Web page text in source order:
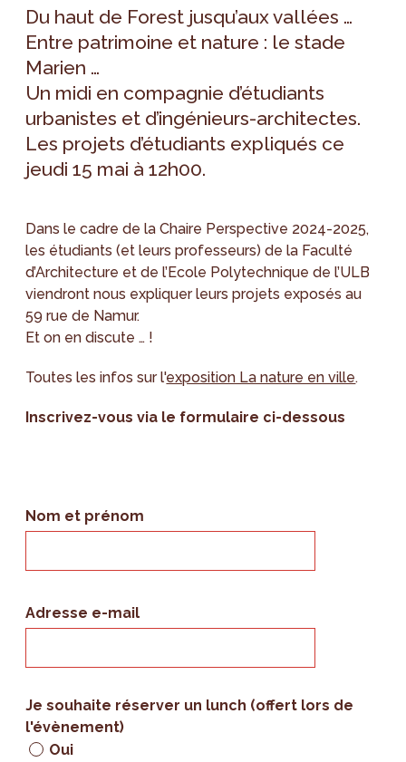
Du haut de Forest jusqu’aux vallées …
Entre patrimoine et nature : le stade
Marien …
Un midi en compagnie d’étudiants
urbanistes et d’ingénieurs-architectes.
Les projets d’étudiants expliqués ce
jeudi 15 mai à 12h00.
Dans le cadre de la Chaire Perspective 2024-2025,
les étudiants (et leurs professeurs) de la Faculté
d’Architecture et de l’Ecole Polytechnique de l’ULB
viendront nous expliquer leurs projets exposés au
59 rue de Namur.
Et on en discute … !
Toutes les infos sur l'exposition La nature en ville.
Inscrivez-vous via le formulaire ci-dessous
Nom et prénom
Adresse e-mail
Je souhaite réserver un lunch (offert lors de
l'évènement)
Oui